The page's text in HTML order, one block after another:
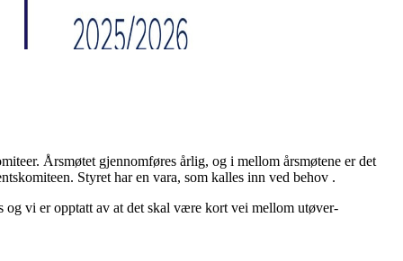
Årsmøtet gjennomføres årlig, og i mellom årsmøtene er det
Styret har en vara, som kalles inn ved behov .
og vi er opptatt av at det skal være kort vei mellom utøver-